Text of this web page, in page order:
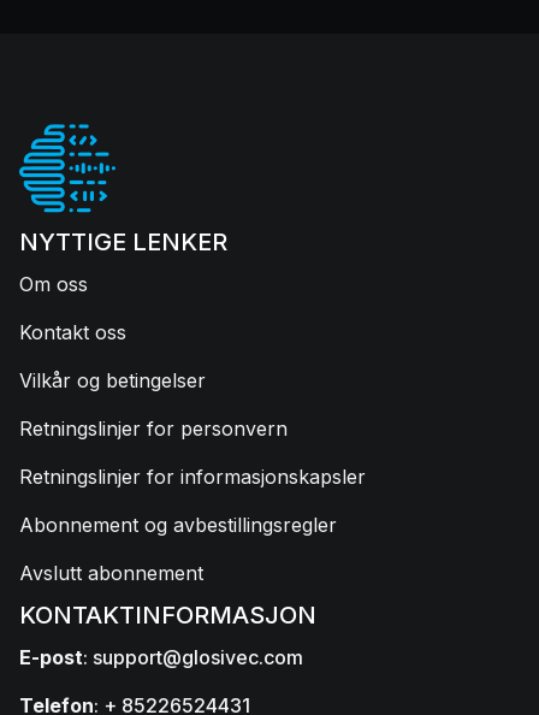
NYTTIGE LENKER
Om oss
Kontakt oss
Vilkår og betingelser
Retningslinjer for personvern
Retningslinjer for informasjonskapsler
Abonnement og avbestillingsregler
Avslutt abonnement
KONTAKTINFORMASJON
E-post: support@glosivec.com
Telefon: + 85226524431